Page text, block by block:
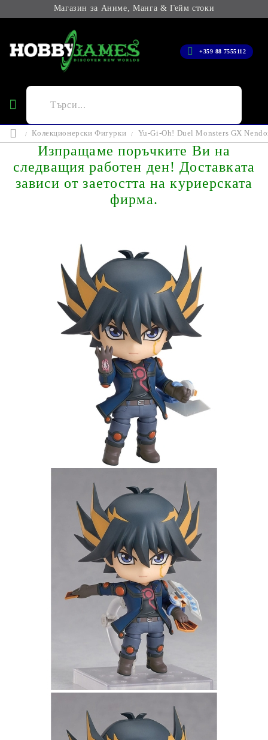
Магазин за Аниме, Манга & Гейм стоки
+359 88 7555112
Колекционерски Фигурки Yu-Gi-Oh! Duel Monsters GX
Изпращаме поръчките Ви на
следващия работен ден! Доставката
зависи от заетостта на куриерската
фирма.
Tweet